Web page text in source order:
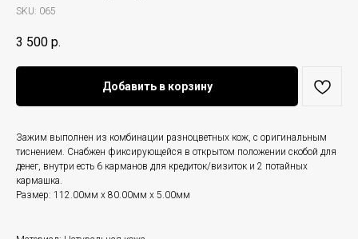
SKU: 065
3 500 р.
Добавить в корзину
Зажим выполнен из комбинации разноцветных кож, с оригинальным
тиснением. Снабжен фиксирующейся в открытом положении скобой для
денег, внутри есть 6 карманов для кредиток/визиток и 2 потайных
кармашка.
Размер: 112.00мм x 80.00мм x 5.00мм